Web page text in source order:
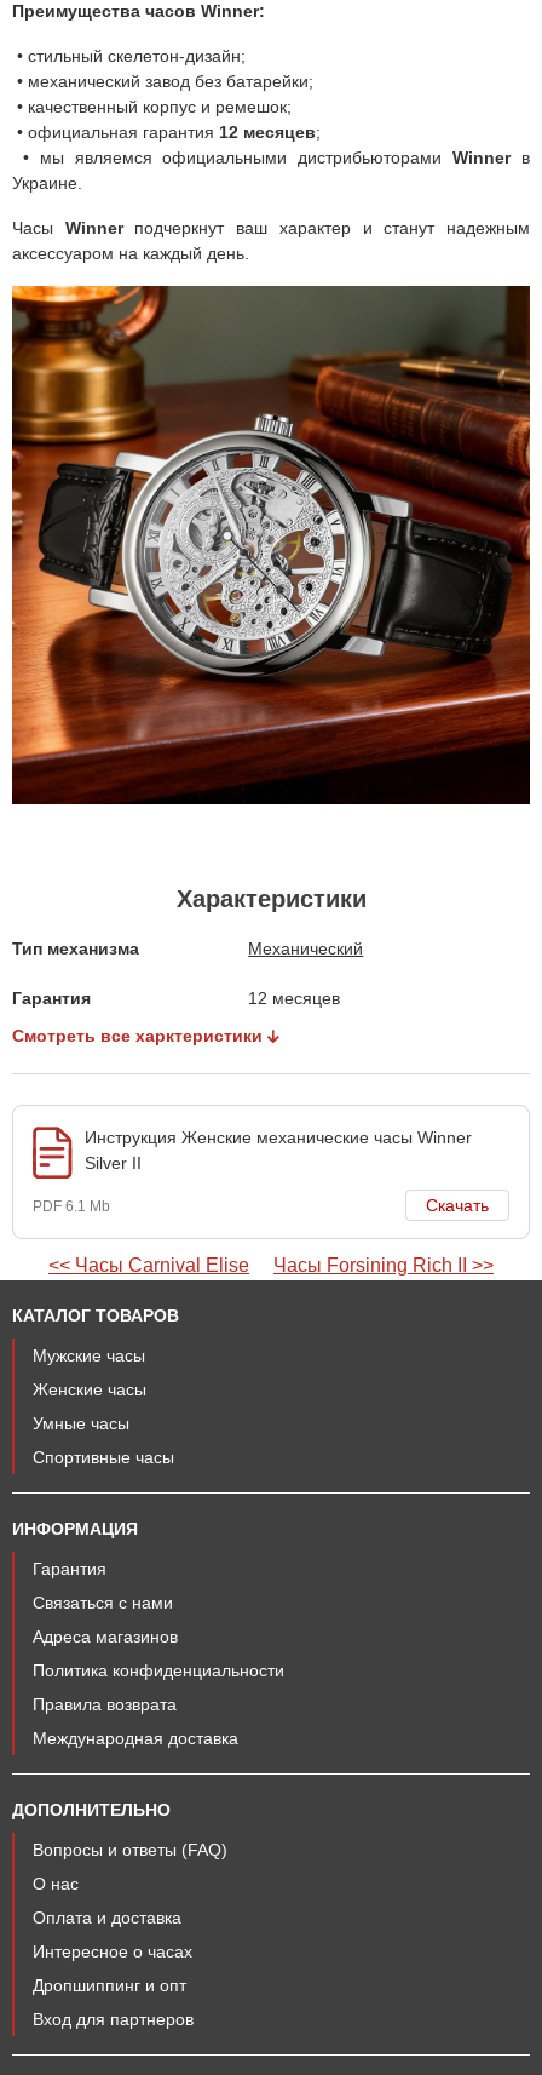
Преимущества часов Winner:
• стильный скелетон-дизайн;
• механический завод без батарейки;
• качественный корпус и ремешок;
• официальная гарантия 12 месяцев;
• мы являемся официальными дистрибьюторами Winnerв
Украине.
Часы Winner подчеркнут ваш характер и станут надежным
аксессуаром на каждый день.
Характеристики
Тип механизма Механический
Гарантия
12 месяцев
Смотреть все харктеристики
Инструкция Женские механические часы Winner
Silver II
PDF 6.1 Mb Скачать
<< Часы Carnival Elise Часы Forsining Rich II >>
КАТАЛОГ ТОВАРОВ
Мужские часы
Женские часы
Умные часы
Спортивные часы
ИНФОРМАЦИЯ
Гарантия
Связаться с нами
Адреса магазинов
Политика конфиденциальности
Правила возврата
Международная доставка
ДОПОЛНИТЕЛЬНО
Вопросы и ответы (FAQ)
О нас
Оплата и доставка
Интересное о часах
Дропшиппинг и опт
Вход для партнеров